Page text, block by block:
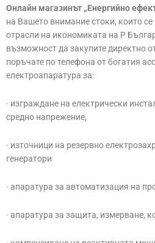
Онлайн магазинът „Енергийно
на Вашето внимание стоки, които
отрасли на икономиката на Р
възможност да закупите директно
поръчате по телефона от богатия
електроапаратура за:
· изграждане на електрически
средно напрежение,
· източници на резервно
генератори
· апаратура за автоматизация на
· апаратура за защита, измерване,